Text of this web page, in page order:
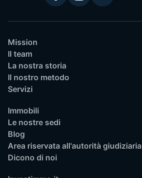
Mission
Il team
La nostra storia
Il nostro metodo
Servizi
Immobili
Le nostre sedi
Blog
Area riservata all'autorità giudiziaria
Dicono di noi